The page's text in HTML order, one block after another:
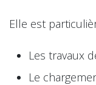
Elle est
Les travaux
Le